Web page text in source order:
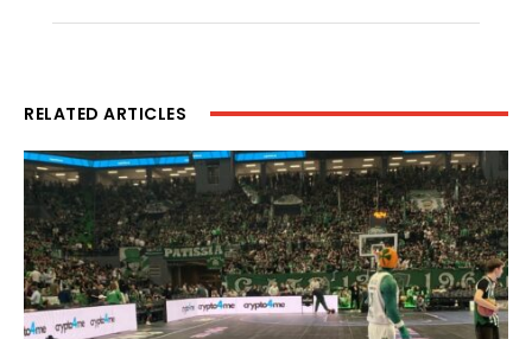
RELATED ARTICLES